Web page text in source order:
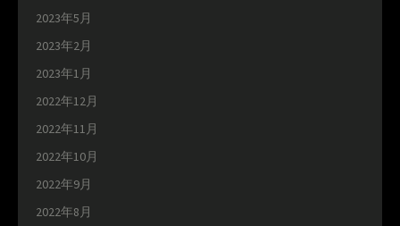
2023年5月
2023年2月
2023年1月
2022年12月
2022年11月
2022年10月
2022年9月
2022年8月